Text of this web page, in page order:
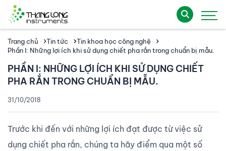
Trang chủ Tin tức
Tin khoa học công nghệ
Phần I: Những lợi ích khi sử dụng chiết pha rắn trong chuẩn bị mẫu.
PHẦN I: NHỮNG LỢI ÍCH KHI SỬ DỤNG CHIẾT
PHA RẮN TRONG CHUẨN BỊ MẪU.
31/10/2018
Trước khi đến với những lợi ích đạt được từ việc sử
dụng chiết pha rắn, chúng ta hãy điểm qua một số